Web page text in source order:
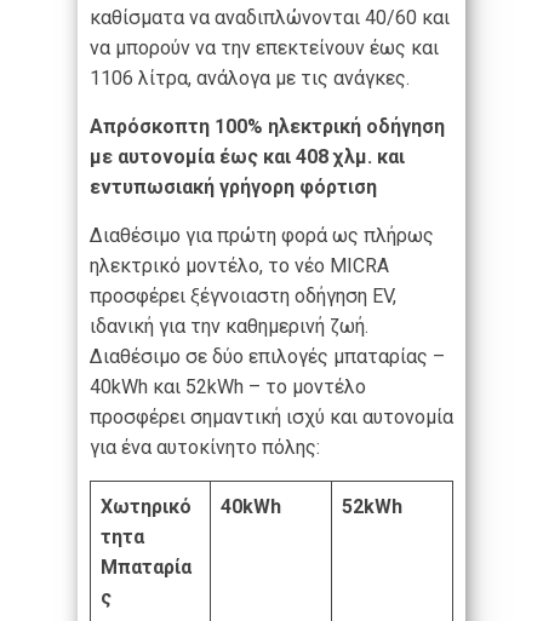
καθίσματα να αναδιπλώνονται 40/60 και
να μπορούν να την επεκτείνουν έως και
1106 λίτρα, ανάλογα με τις ανάγκες.
Απρόσκοπτη 100% ηλεκτρική οδήγηση
με αυτονομία έως και 408 χλμ. και
εντυπωσιακή γρήγορη φόρτιση
Διαθέσιμο για πρώτη φορά ως πλήρως
ηλεκτρικό μοντέλο, το νέο MICRA
προσφέρει ξέγνοιαστη οδήγηση EV,
ιδανική για την καθημερινή ζωή.
Διαθέσιμο σε δύο επιλογές μπαταρίας –
40kWh και 52kWh – το μοντέλο
προσφέρει σημαντική ισχύ και αυτονομία
για ένα αυτοκίνητο πόλης:
Χωτηρικό
τητα
Μπαταρία
ς
40kWh 52kWh